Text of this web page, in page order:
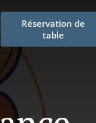
Réservation de
table